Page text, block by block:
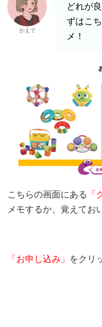
かえで
どれが
ずはこ
メ！
こちらの画面にある 「
メモするか、覚えてお
「お申し込み」 をクリ